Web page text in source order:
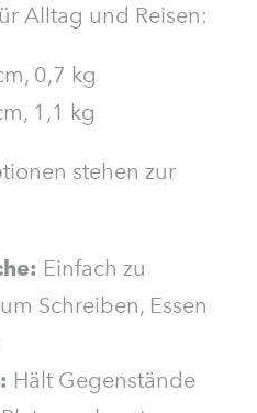
Alltag und Reisen:
0,7 kg
1,1 kg
stehen zur
Einfach zu
Schreiben, Essen
Hält Gegenstände